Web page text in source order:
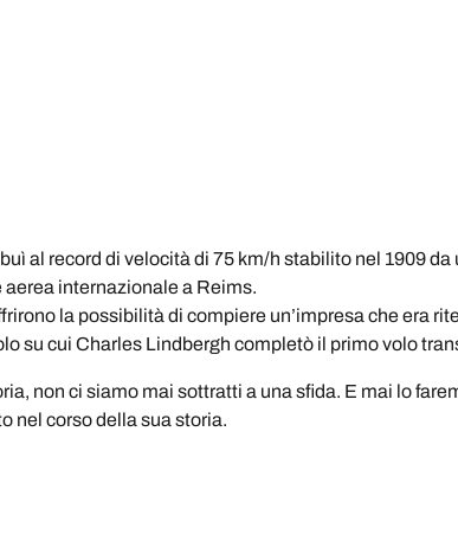
al record di velocità di 75 km/h stabilito nel 1909
internazionale a Reims.
la possibilità di compiere un’impresa che era
su cui Charles Lindbergh completò il primo volo
non ci siamo mai sottratti a una sfida. E mai lo
nel corso della sua storia.